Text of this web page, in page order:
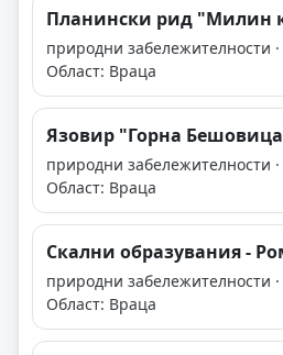
Планински рид "Милин
природни забележителности
Област: Враца
Язовир "Горна
природни забележителности
Област: Враца
Скални образувания -
природни забележителности
Област: Враца